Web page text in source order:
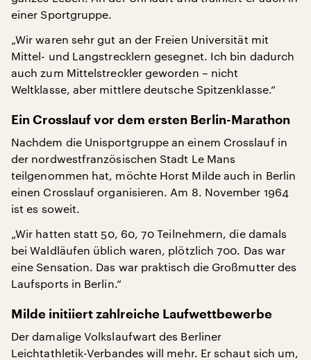
einer Sportgruppe.
„Wir waren sehr gut an der Freien Universität mit
Mittel- und Langstrecklern gesegnet. Ich bin dadurch
auch zum Mittelstreckler geworden – nicht
Weltklasse, aber mittlere deutsche Spitzenklasse.“
Ein Crosslauf vor dem ersten Berlin-Marathon
Nachdem die Unisportgruppe an einem Crosslauf in
der nordwestfranzösischen Stadt Le Mans
teilgenommen hat, möchte Horst Milde auch in Berlin
einen Crosslauf organisieren. Am 8. November 1964
ist es soweit.
„Wir hatten statt 50, 60, 70 Teilnehmern, die damals
bei Waldläufen üblich waren, plötzlich 700. Das war
eine Sensation. Das war praktisch die Großmutter des
Laufsports in Berlin.“
Milde initiiert zahlreiche Laufwettbewerbe
Der damalige Volkslaufwart des Berliner
Leichtathletik-Verbandes will mehr. Er schaut sich um,